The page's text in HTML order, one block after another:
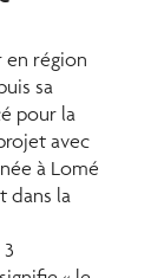
en région
sa
pour la
avec
à Lomé
dans la